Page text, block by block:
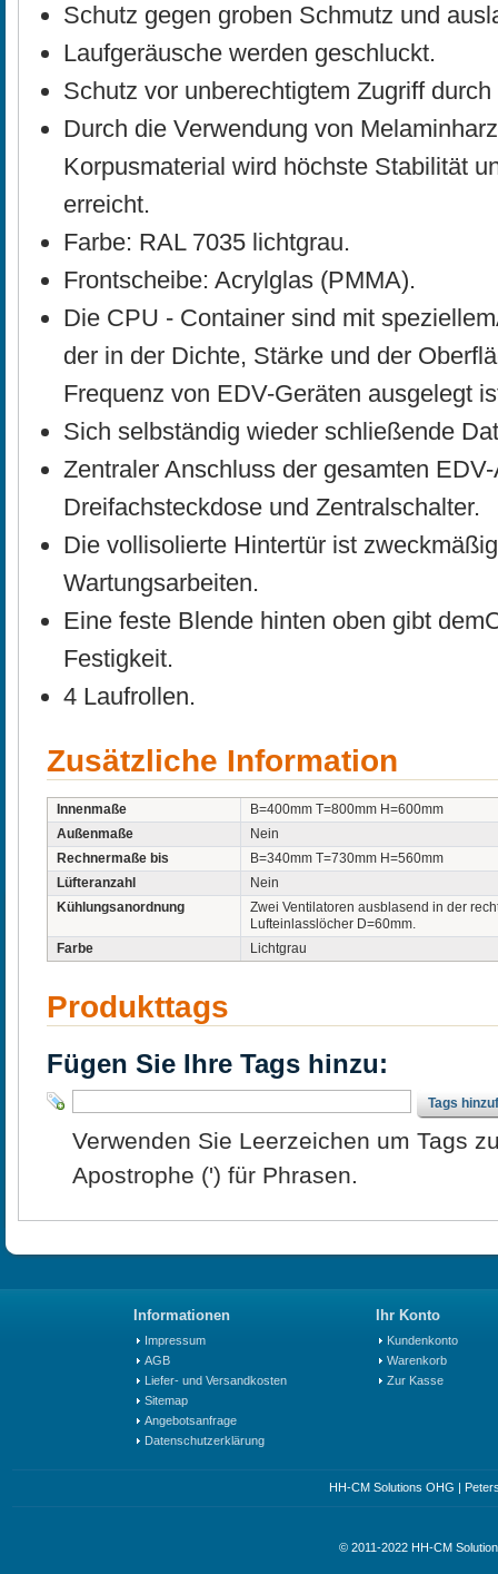
Schutz gegen groben Schmutz und
Laufgeräusche werden geschluckt.
Schutz vor unberechtigtem Zugriff
Durch die Verwendung von
Korpusmaterial wird höchste Stabilität
erreicht.
Farbe: RAL 7035 lichtgrau.
Frontscheibe: Acrylglas (PMMA).
Die CPU - Container sind mit
der in der Dichte, Stärke und der
Frequenz von EDV-Geräten ausgelegt
Sich selbständig wieder schließende
Zentraler Anschluss der gesamten
Dreifachsteckdose und Zentralschalter.
Die vollisolierte Hintertür ist
Wartungsarbeiten.
Eine feste Blende hinten oben gibt
Festigkeit.
4 Laufrollen.
Zusätzliche Information
Innenmaße
B=400mm T=800mm H=600mm
Außenmaße
Nein
Rechnermaße bis
B=340mm T=730mm H=560mm
Lüfteranzahl
Nein
Kühlungsanordnung
Zwei Ventilatoren ausblasend in der
Lufteinlasslöcher D=60mm.
Farbe
Lichtgrau
Produkttags
Fügen Sie Ihre Tags hinzu:
Tags
Verwenden Sie Leerzeichen um Tags
Apostrophe (') für Phrasen.
Informationen
Impressum
AGB
Liefer- und Versandkosten
Sitemap
Angebotsanfrage
Datenschutzerklärung
Ihr Konto
Kundenkonto
Warenkorb
Zur Kasse
HH-CM Solutions OHG |
© 2011-2022 HH-CM